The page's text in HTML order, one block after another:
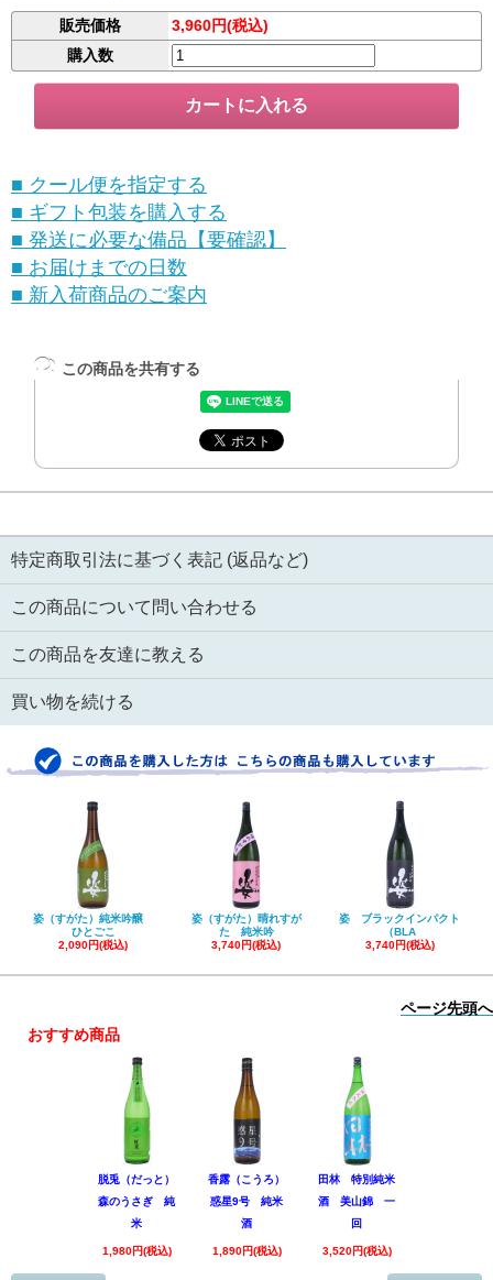
販売価格
3,960円(税込)
購入数
■ クール便を指定する
■ ギフト包装を購入する
■ 発送に必要な備品【要確認】
■ お届けまでの日数
■ 新入荷商品のご案内
この商品を共有する
特定商取引法に基づく表記 (返品など)
この商品について問い合わせる
この商品を友達に教える
買い物を続ける
姿（すがた）純米吟醸
ひとごこ
2,090円(税込)
姿（すがた）晴れすが
た 純米吟
3,740円(税込)
姿 ブラックインパクト
（BLA
3,740円(税込)
ページ先頭へ
おすすめ商品
脱兎（だっと）
森のうさぎ 純
米
1,980円(税込)
香露（こうろ）
惑星9号 純米
酒
1,890円(税込)
田林 特別純米
酒 美山錦 一
回
3,520円(税込)